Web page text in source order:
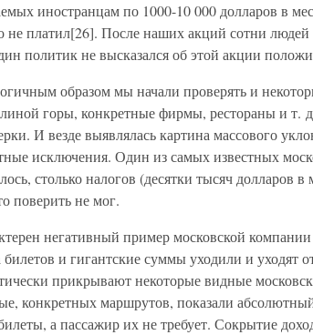
иностранцам по 1000-10 000 долларов в
не платил[26]. После наших акций сотни
политик не высказался об этой акции
образом мы начали проверять и
горы, конкретные фирмы, рестораны и т.
И везде выявлялась картина массового
исключения. Один из самых известных
столько налогов (десятки тысяч долларов
поверить не мог.
негативный пример московской
билетов и гигантские суммы уходили и уходят
прикрывают некоторые видные
конкретных маршрутов, показали
а пассажир их не требует. Сокрытие